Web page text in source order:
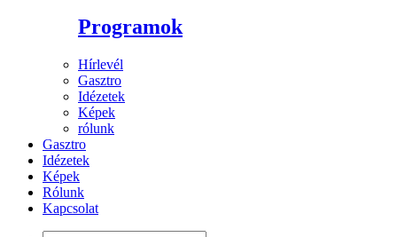
Programok
Hírlevél
Gasztro
Idézetek
Képek
rólunk
Gasztro
Idézetek
Képek
Rólunk
Kapcsolat